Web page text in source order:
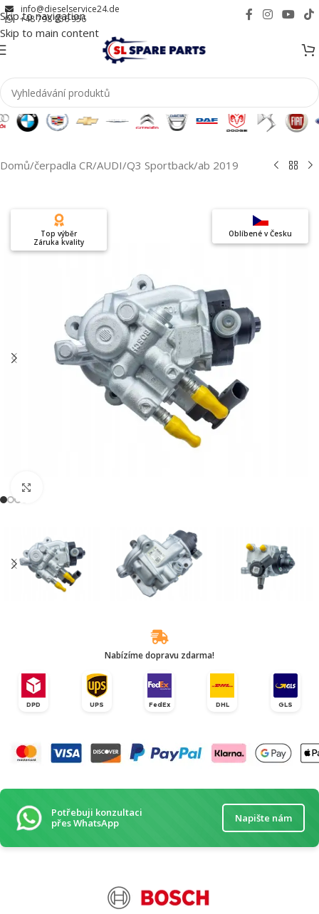
Skip to navigation
Skip to main content
info@dieselservice24.de
+48 798 956 956
Domů/čerpadla CR/AUDI/Q3 Sportback/ab 2019
Oblíbené v Česku
Top výběr
Záruka kvality
Nabízíme dopravu zdarma!
DPD UPS FedEx DHL GLS
Potřebuji konzultaci
přes WhatsApp
Napište nám